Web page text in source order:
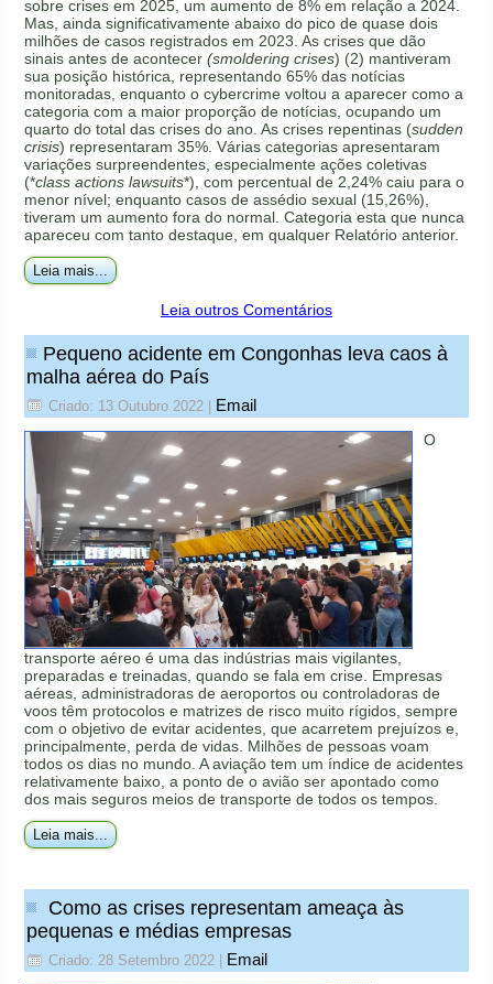
sobre crises em 2025, um aumento de 8% em relação a 2024.
Mas, ainda significativamente abaixo do pico de quase dois
milhões de casos registrados em 2023. As crises que dão
sinais antes de acontecer(smoldering crises) (2) mantiveram
sua posição histórica, representando 65% das notícias
monitoradas, enquanto o cybercrime voltou a aparecer como a
categoria com a maior proporção de notícias, ocupando um
quarto do total das crises do ano. As crises repentinas (sudden
crisis) representaram 35%. Várias categorias apresentaram
variações surpreendentes, especialmente ações coletivas
(*class actions lawsuits*), com percentual de 2,24% caiu para o
menor nível; enquanto casos de assédio sexual (15,26%),
tiveram um aumento fora do normal. Categoria esta que nunca
apareceu com tanto destaque, em qualquer Relatório anterior.
Leia mais...
Leia outros Comentários
Pequeno acidente em Congonhas leva caos à
malha aérea do País
Criado: 13 Outubro 2022 Email
O
transporte aéreo é uma das indústrias mais vigilantes,
preparadas e treinadas, quando se fala em crise. Empresas
aéreas, administradoras de aeroportos ou controladoras de
voos têm protocolos e matrizes de risco muito rígidos, sempre
com o objetivo de evitar acidentes, que acarretem prejuízos e,
principalmente, perda de vidas. Milhões de pessoas voam
todos os dias no mundo. A aviação tem um índice de acidentes
relativamente baixo, a ponto de o avião ser apontado como
dos mais seguros meios de transporte de todos os tempos.
Leia mais...
Como as crises representam ameaça às
pequenas e médias empresas
Criado: 28 Setembro 2022 Email